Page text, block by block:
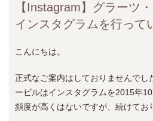
【Instagram】グラーツ
インスタグラムを行って
こんにちは。
正式なご案内はしておりませんでし
ービルはインスタグラムを2015年
頻度が高くはないですが、続けてお